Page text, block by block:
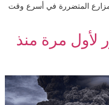
المتضررة في أسرع وقت
لأول مرة منذ